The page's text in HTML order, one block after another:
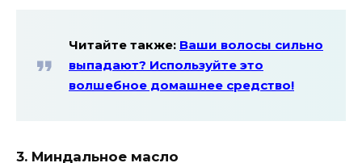
Читайте также: Ваши волосы сильно
выпадают? Используйте это
волшебное домашнее средство!
3. Миндальное масло